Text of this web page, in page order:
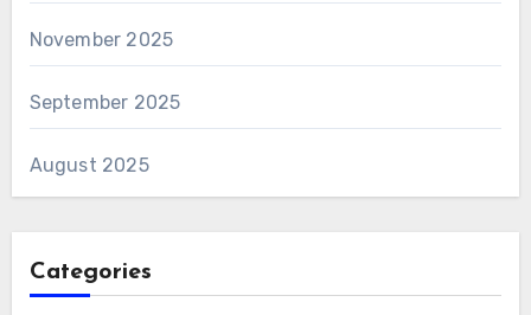
November 2025
September 2025
August 2025
Categories